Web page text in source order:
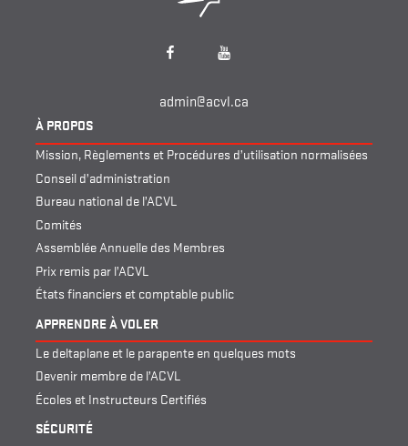
Facebook YouTube
admin@acvl.ca
À PROPOS
Mission, Règlements et Procédures d’utilisation normalisées
Conseil d’administration
Bureau national de l’ACVL
Comités
Assemblée Annuelle des Membres
Prix remis par l’ACVL
États financiers et comptable public
APPRENDRE À VOLER
Le deltaplane et le parapente en quelques mots
Devenir membre de l’ACVL
Écoles et Instructeurs Certifiés
SÉCURITÉ